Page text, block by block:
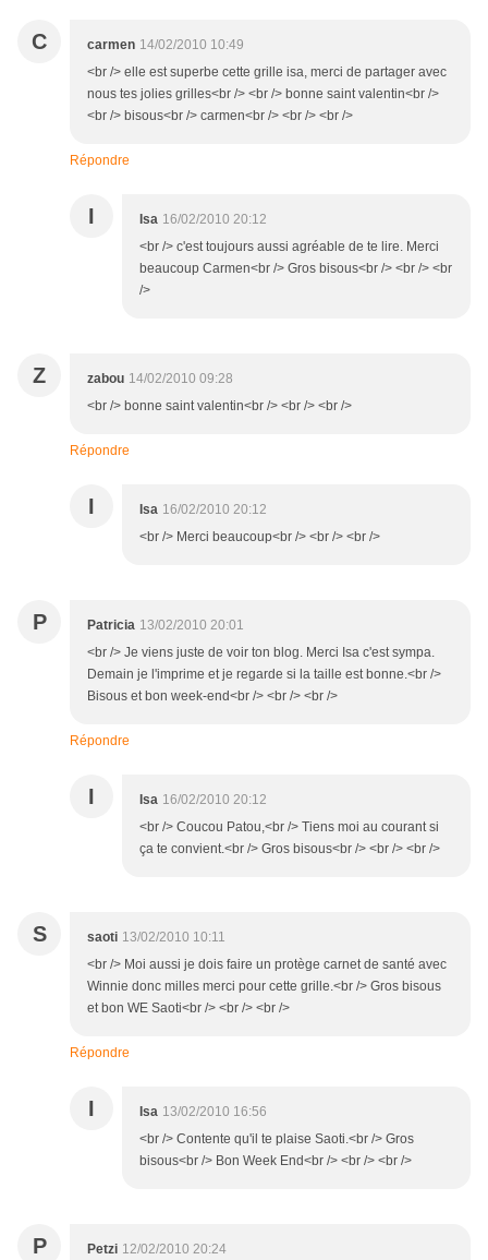
C carmen 14/02/2010 10:49
<br /> elle est superbe cette grille isa, merci de partager avec
nous tes jolies grilles<br /> <br /> bonne saint valentin<br />
<br /> bisous<br /> carmen<br /> <br /> <br />
Répondre
I Isa 16/02/2010 20:12
<br /> c'est toujours aussi agréable de te lire. Merci
beaucoup Carmen<br /> Gros bisous<br /> <br /> <br
/>
Z zabou 14/02/2010 09:28
<br /> bonne saint valentin<br /> <br /> <br />
Répondre
I Isa 16/02/2010 20:12
<br /> Merci beaucoup<br /> <br /> <br />
P Patricia 13/02/2010 20:01
<br /> Je viens juste de voir ton blog. Merci Isa c'est sympa.
Demain je l'imprime et je regarde si la taille est bonne.<br />
Bisous et bon week-end<br /> <br /> <br />
Répondre
I Isa 16/02/2010 20:12
<br /> Coucou Patou,<br /> Tiens moi au courant si
ça te convient.<br /> Gros bisous<br /> <br /> <br />
S saoti 13/02/2010 10:11
<br /> Moi aussi je dois faire un protège carnet de santé avec
Winnie donc milles merci pour cette grille.<br /> Gros bisous
et bon WE Saoti<br /> <br /> <br />
Répondre
I Isa 13/02/2010 16:56
<br /> Contente qu'il te plaise Saoti.<br /> Gros
bisous<br /> Bon Week End<br /> <br /> <br />
P Petzi 12/02/2010 20:24